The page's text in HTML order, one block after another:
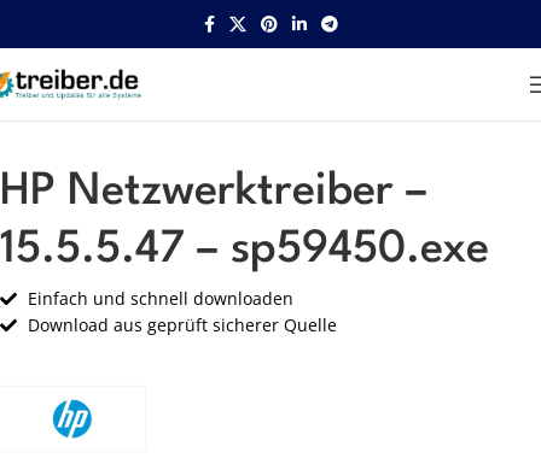
Startseite HP Netzwerk
HP Netzwerktreiber –
15.5.5.47 – sp59450.exe
Einfach und schnell downloaden
Download aus geprüft sicherer Quelle